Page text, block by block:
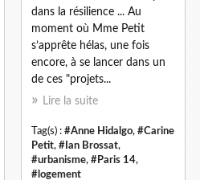
dans la résilience ... Au
moment où Mme Petit
s’apprête hélas, une fois
encore, à se lancer dans un
de ces "projets...
Lire la suite
Tag(s) : #Anne Hidalgo, #Carine
Petit, #Ian Brossat,
#urbanisme, #Paris 14,
#logement